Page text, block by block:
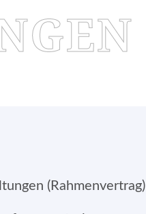
(Rahmenvertrag)